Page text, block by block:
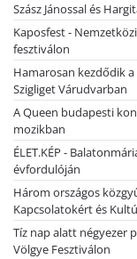
Szász Jánossal és
Kaposfest -
fesztiválon
Hamarosan kezdődik
Szigliget Várudvarban
A Queen budapesti
mozikban
ÉLET.KÉP -
évfordulóján
Három országos
Kapcsolatokért és
Tíz nap alatt négyezer
Völgye Fesztiválon